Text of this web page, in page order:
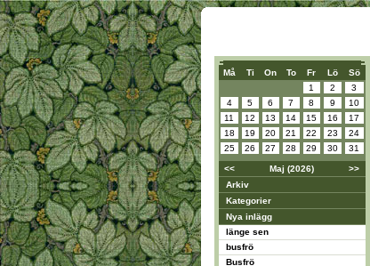
Må Ti On To Fr Lö
Sö
1
2
3
4
5 6 7 8 9
10
11
12 13 14 15 16
17
18
19 20 21 22 23
24
25
26 27 28 29 30 31
<< Maj (2026)
>>
Arkiv
Kategorier
Nya inlägg
länge sen
busfrö
Busfrö